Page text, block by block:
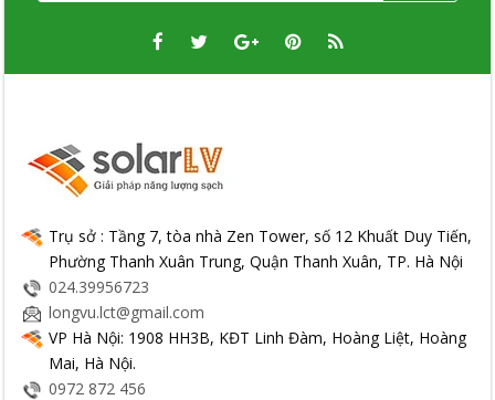
Trụ sở : Tầng 7, tòa nhà Zen Tower, số 12 Khuất Duy Tiến,
Phường Thanh Xuân Trung, Quận Thanh Xuân, TP. Hà Nội
024.39956723
longvu.lct@gmail.com
VP Hà Nội: 1908 HH3B, KĐT Linh Đàm, Hoàng Liệt, Hoàng
Mai, Hà Nội.
0972 872 456